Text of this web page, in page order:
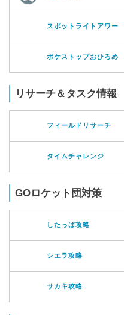
スポットライトアワー
ポケストップおひろめ
リサーチ＆タスク情報
フィールドリサーチ
タイムチャレンジ
GOロケット団対策
したっぱ攻略
シエラ攻略
サカキ攻略